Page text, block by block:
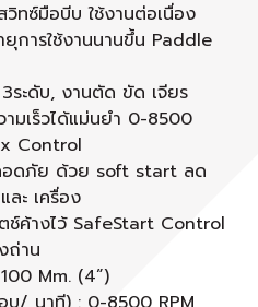
ทซ์มือบีบ ใช้งานต่อเนื่อง
การใช้งานนานขึ้น Paddle
3ระดับ, งานตัด ขัด เจียร
มเร็วได้แม่นยำ 0-8500
Control
อดภัย ด้วย soft start ลด
ละ เครื่อง
ช์ค้างไว้ SafeStart Control
ถ่าน
Mm. (4”)